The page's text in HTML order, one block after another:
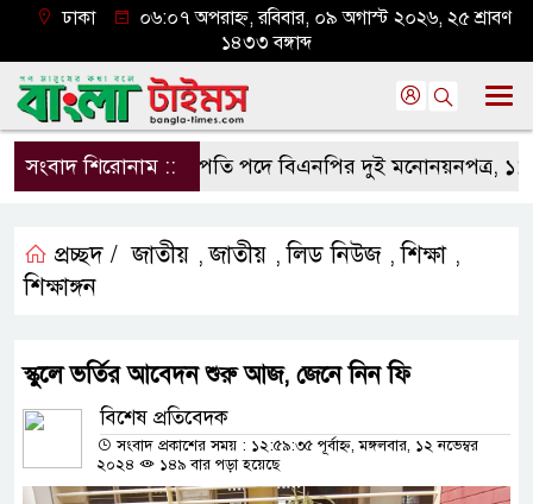
ঢাকা
০৬:০৭ অপরাহ্ন, রবিবার, ০৯ অগাস্ট ২০২৬, ২৫ শ্রাবণ
১৪৩৩ বঙ্গাব্দ
সংবাদ শিরোনাম ::রাষ্ট্রপতি পদে বিএনপির দুই মনোনয়নপত্র, ১১ দলের
প্রচ্ছদ / জাতীয় ,জাতীয় ,লিড নিউজ ,শিক্ষা ,
শিক্ষাঙ্গন
স্কুলে ভর্তির আবেদন শুরু আজ, জেনে নিন ফি
বিশেষ প্রতিবেদক
সংবাদ প্রকাশের সময় : ১২:৫৯:৩৫ পূর্বাহ্ন, মঙ্গলবার, ১২ নভেম্বর
২০২৪
১৪৯ বার পড়া হয়েছে